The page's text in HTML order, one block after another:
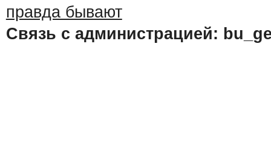
Связь с администрацией: